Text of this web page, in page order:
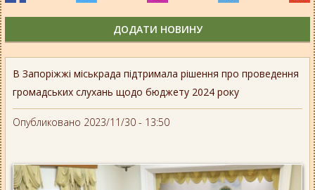
В Запоріжжі міськрада підтримала рішення про проведення
громадських слухань щодо бюджету 2024 року
Опубликовано 2023/11/30 - 13:50
ДОДАТИ НОВИНУ